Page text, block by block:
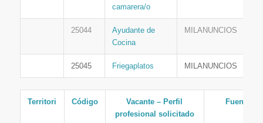
camarera/o
25044
Ayudante de
Cocina
MILANUNCIOS
25045 Friegaplatos MILANUNCIOS
Territori Código
Vacante – Perfil
profesional solicitado
Fuente